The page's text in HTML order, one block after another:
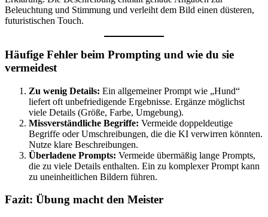
Beleuchtung und Stimmung und verleiht dem Bild einen düsteren,
futuristischen Touch.
Häufige Fehler beim Prompting und wie du sie
vermeidest
Zu wenig Details: Ein allgemeiner Prompt wie „Hund“
liefert oft unbefriedigende Ergebnisse. Ergänze möglichst
viele Details (Größe, Farbe, Umgebung).
Missverständliche Begriffe: Vermeide doppeldeutige
Begriffe oder Umschreibungen, die die KI verwirren könnten.
Nutze klare Beschreibungen.
Überladene Prompts: Vermeide übermäßig lange Prompts,
die zu viele Details enthalten. Ein zu komplexer Prompt kann
zu uneinheitlichen Bildern führen.
Fazit: Übung macht den Meister